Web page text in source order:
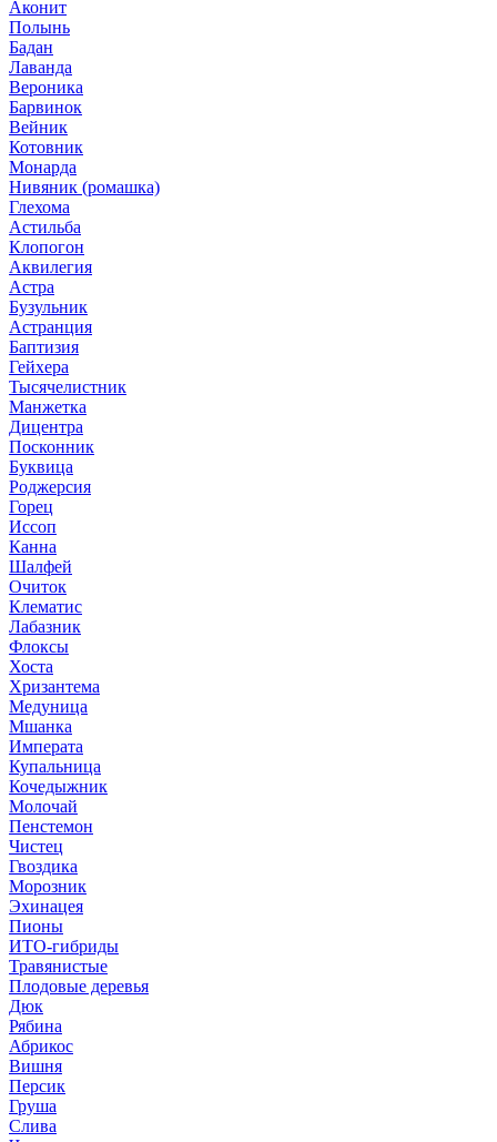
Аконит
Полынь
Бадан
Лаванда
Вероника
Барвинок
Вейник
Котовник
Монарда
Нивяник (ромашка)
Глехома
Астильба
Клопогон
Аквилегия
Астра
Бузульник
Астранция
Баптизия
Гейхера
Тысячелистник
Манжетка
Дицентра
Посконник
Буквица
Роджерсия
Горец
Иссоп
Канна
Шалфей
Очиток
Клематис
Лабазник
Флоксы
Хоста
Хризантема
Медуница
Мшанка
Императа
Купальница
Кочедыжник
Молочай
Пенстемон
Чистец
Гвоздика
Морозник
Эхинацея
Пионы
ИТО-гибриды
Травянистые
Плодовые деревья
Дюк
Рябина
Абрикос
Вишня
Персик
Груша
Слива